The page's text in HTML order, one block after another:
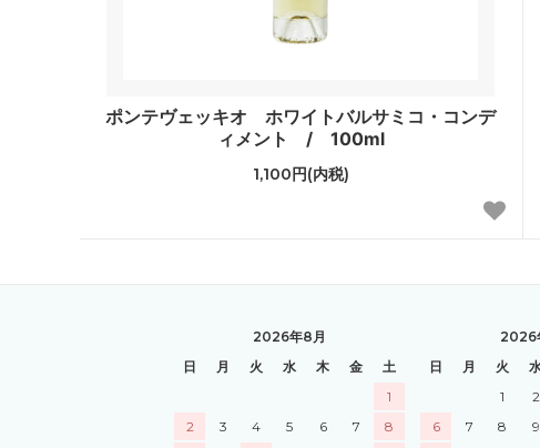
ポンテヴェッキオ ホワイトバルサミコ・コンデ
ィメント / 100ml
1,100円(内税)
2026年8月
日
月 火 水 木 金
土
1
2
3 4 5 6 7 8
2026
日
月 火
1
2
6
7 8 9